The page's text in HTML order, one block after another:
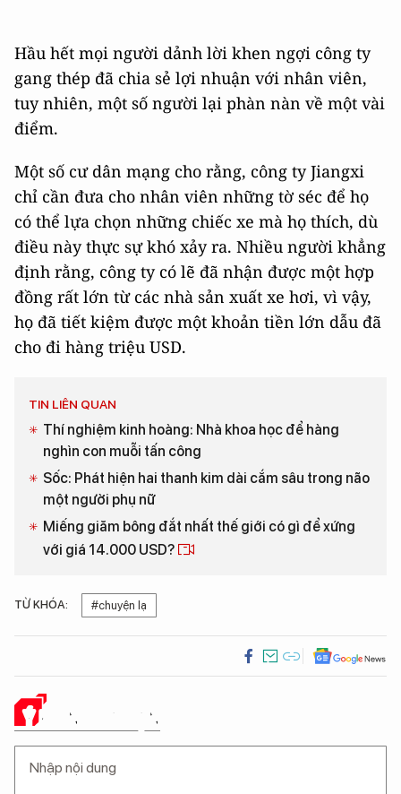
Hầu hết mọi người dảnh lời khen ngợi công ty
gang thép đã chia sẻ lợi nhuận với nhân viên,
tuy nhiên, một số người lại phàn nàn về một vài
điểm.
Một số cư dân mạng cho rằng, công ty Jiangxi
chỉ cần đưa cho nhân viên những tờ séc để họ
có thể lựa chọn những chiếc xe mà họ thích, dù
điều này thực sự khó xảy ra. Nhiều người khẳng
định rằng, công ty có lẽ đã nhận được một hợp
đồng rất lớn từ các nhà sản xuất xe hơi, vì vậy,
họ đã tiết kiệm được một khoản tiền lớn dẫu đã
cho đi hàng triệu USD.
TIN LIÊN QUAN
Thí nghiệm kinh hoàng: Nhà khoa học để hàng
nghìn con muỗi tấn công
Sốc: Phát hiện hai thanh kim dài cắm sâu trong não
một người phụ nữ
Miếng giăm bông đắt nhất thế giới có gì để xứng
với giá 14.000 USD?
TỪ KHÓA: #chuyện lạ
Ý KIẾN CỦA BẠN